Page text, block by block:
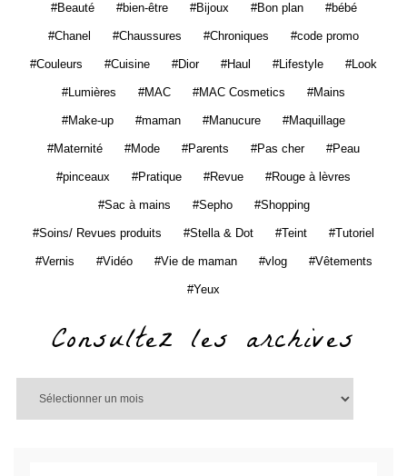
Beauté bien-être Bijoux Bon plan bébé
Chanel Chaussures Chroniques code promo
Couleurs Cuisine Dior Haul Lifestyle Look
Lumières MAC MAC Cosmetics Mains
Make-up maman Manucure Maquillage
Maternité Mode Parents Pas cher Peau
pinceaux Pratique Revue Rouge à lèvres
Sac à mains Sepho Shopping
Soins/ Revues produits Stella & Dot Teint Tutoriel
Vernis Vidéo Vie de maman vlog Vêtements
Yeux
Consultez les archives